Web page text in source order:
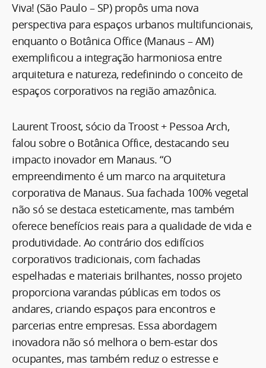
Viva! (São Paulo – SP) propôs uma nova
perspectiva para espaços urbanos multifuncionais,
enquanto o Botânica Office (Manaus – AM)
exemplificou a integração harmoniosa entre
arquitetura e natureza, redefinindo o conceito de
espaços corporativos na região amazônica.
Laurent Troost, sócio da Troost + Pessoa Arch,
falou sobre o Botânica Office, destacando seu
impacto inovador em Manaus. “O
empreendimento é um marco na arquitetura
corporativa de Manaus. Sua fachada 100% vegetal
não só se destaca esteticamente, mas também
oferece benefícios reais para a qualidade de vida e
produtividade. Ao contrário dos edifícios
corporativos tradicionais, com fachadas
espelhadas e materiais brilhantes, nosso projeto
proporciona varandas públicas em todos os
andares, criando espaços para encontros e
parcerias entre empresas. Essa abordagem
inovadora não só melhora o bem-estar dos
ocupantes, mas também reduz o estresse e